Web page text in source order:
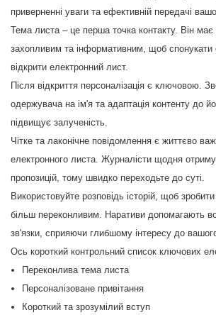
приверненні уваги та ефективній передачі
Тема листа – це перша точка контакту. Він має
захопливим та інформативним, щоб спонукати
відкрити електронний лист.
Після відкриття персоналізація є ключовою.
одержувача на ім'я та адаптація контенту до
підвищує залученість.
Чітке та лаконічне повідомлення є життєво
електронного листа. Журналісти щодня
пропозицій, тому швидко переходьте до суті.
Використовуйте розповідь історій, щоб
більш переконливим. Наративи допомагають
зв'язки, сприяючи глибшому інтересу до
Ось короткий контрольний список ключових
Переконлива тема листа
Персоналізоване привітання
Короткий та зрозумілий вступ